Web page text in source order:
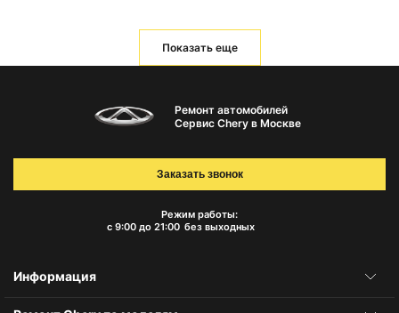
Показать еще
Ремонт автомобилей
Сервис Chery в Москве
Режим работы:
с 9:00 до 21:00 без выходных
Заказать звонок
Информация